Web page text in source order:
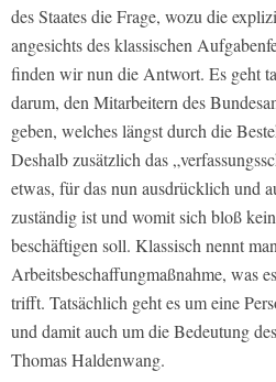
des Staates die Frage, wozu die
angesichts des klassischen
finden wir nun die Antwort. Es geht
darum, den Mitarbeitern des
geben, welches längst durch die
Deshalb zusätzlich das
etwas, für das nun ausdrücklich und
zuständig ist und womit sich bloß
beschäftigen soll. Klassisch nennt
Arbeitsbeschaffungmaßnahme, was
trifft. Tatsächlich geht es um eine
und damit auch um die Bedeutung
Thomas Haldenwang.